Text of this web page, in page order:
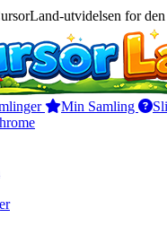
utvidelsen for den
Min Samling